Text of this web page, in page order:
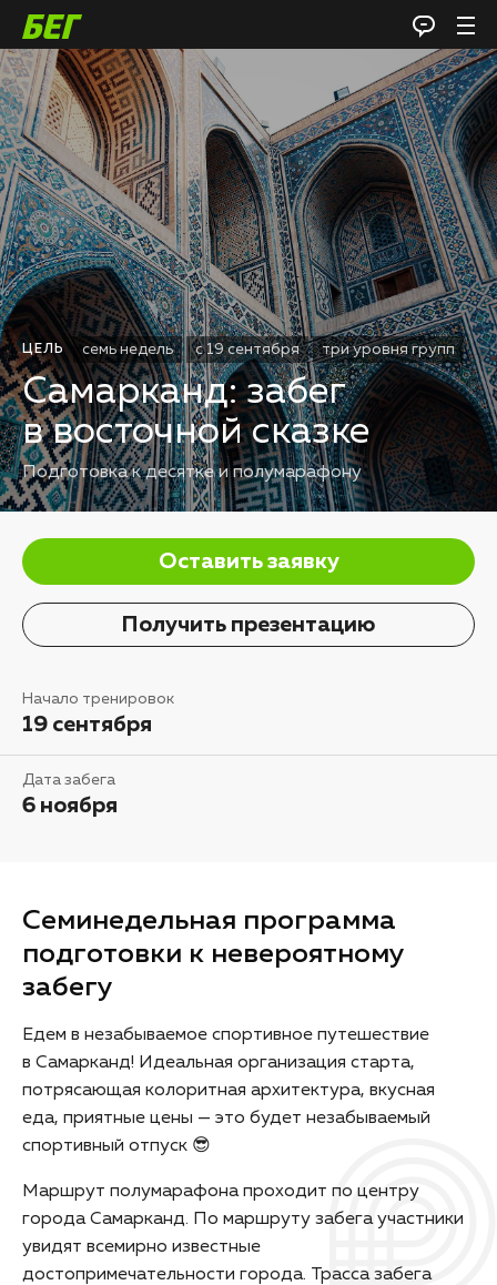
ЦЕЛЬ семь недель с 19 сентября три уровня групп
Самарканд: забег
в восточной сказке
Подготовка к десятке и полумарафону
Оставить заявку
Получить презентацию
Начало тренировок
19 сентября
Дата забега
6 ноября
Семинедельная программа
подготовки к невероятному
забегу
Едем в незабываемое спортивное путешествие
в Самарканд! Идеальная организация старта,
потрясающая колоритная архитектура, вкусная
еда, приятные цены — это будет незабываемый
спортивный отпуск 😎
Маршрут полумарафона проходит по центру
города Самарканд. По маршруту забега участники
увидят всемирно известные
достопримечательности города. Трасса забега